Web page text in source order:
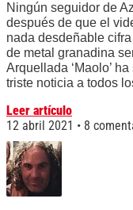
Ningún seguidor de
después de que el
nada desdeñable
de metal granadina
Arquellada ‘Maolo’
triste noticia a todos
Leer artículo
12 abril 2021
8